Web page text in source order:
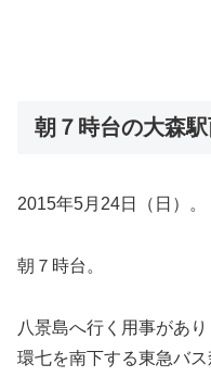
朝７時台の大森
2015年5月24日（日）。
朝７時台。
八景島へ行く用事があり
環七を南下する東急バ